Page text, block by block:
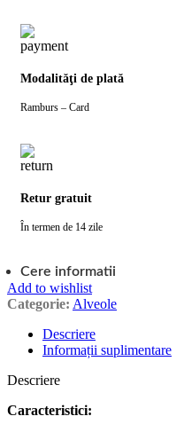
Modalităţi de plată
Ramburs – Card
Retur gratuit
În termen de 14 zile
Cere informatii
Add to wishlist
Categorie: Alveole
Descriere
Informații suplimentare
Descriere
Caracteristici: